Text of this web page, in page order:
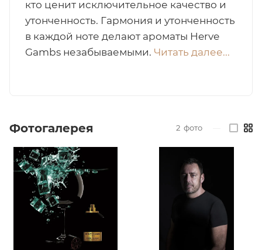
Арабская
сертификат
кто ценит исключительное качество и
утонченность. Гармония и утонченность
в каждой ноте делают ароматы Herve
Gambs незабываемыми. Читать далее...
Фотогалерея 2 фото